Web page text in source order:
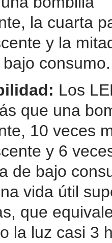
la cuarta
y la
consumo.
Los
que una
10 veces
y 6
de bajo
vida útil
que
la luz casi 3